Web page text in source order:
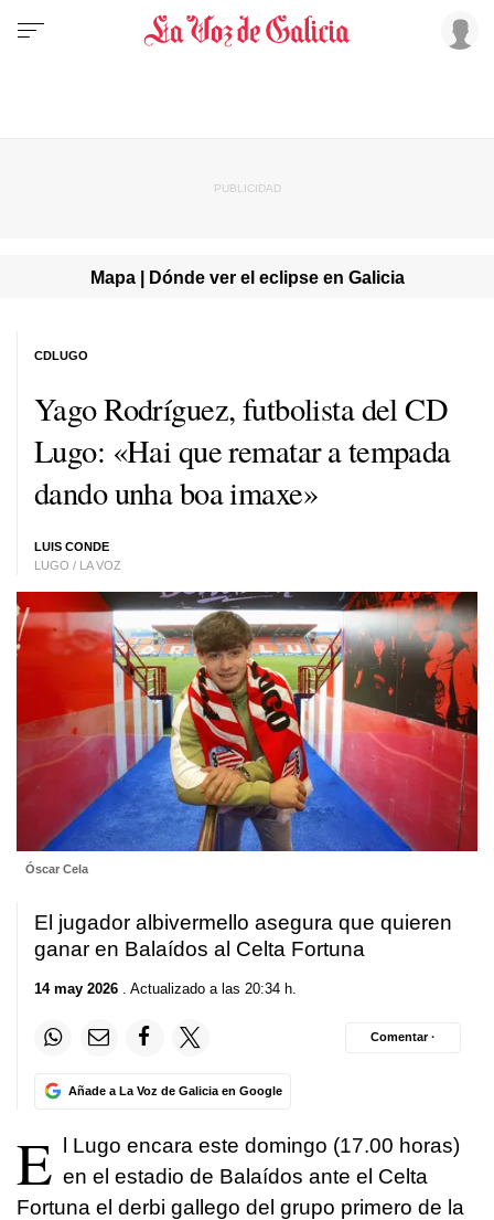
Mapa | Dónde ver el eclipse en Galicia
Yago Rodríguez, futbolista del CD
Lugo: «Hai que rematar a tempada
dando unha boa imaxe»
LUIS CONDE
LUGO / LA VOZ
CDLUGO
Óscar Cela
El jugador albivermello asegura que quieren
ganar en Balaídos al Celta Fortuna
14 may 2026 . Actualizado a las 20:34 h.
Añade a La Voz de Galicia en Google
Comentar ·
E l Lugo encara este domingo (17.00 horas)
en el estadio de Balaídos ante el Celta
Fortuna el derbi gallego del grupo primero de la